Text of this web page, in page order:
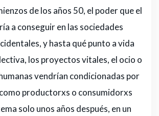
de los años 50, el poder que el
a conseguir en las sociedades
y hasta qué punto a vida
los proyectos vitales, el ocio o
vendrían condicionadas por
productorxs o consumidorxs
solo unos años después, en un